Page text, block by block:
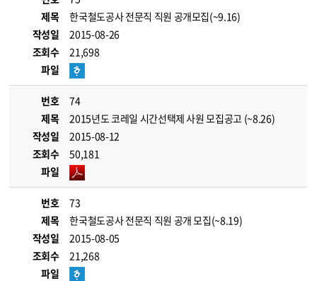
제목
한국철도공사 전문직 직원 공개모집(~9.16)
작성일
2015-08-26
조회수
21,698
파일
번호
74
제목
2015년도 코레일 시간선택제 사원 모집공고 (~8.26)
작성일
2015-08-12
조회수
50,181
파일
번호
73
제목
한국철도공사 전문직 직원 공개 모집(~8.19)
작성일
2015-08-05
조회수
21,268
파일